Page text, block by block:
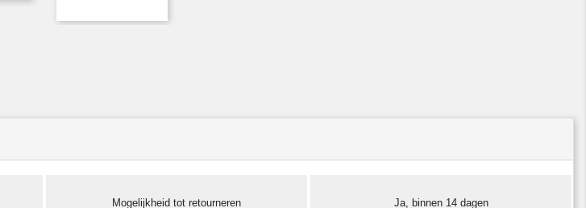
Mogelijkheid tot retourneren Ja, binnen 14 dagen